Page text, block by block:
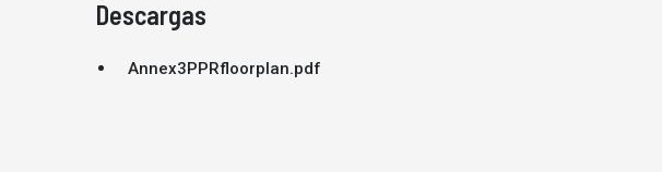
Descargas
Annex3PPRfloorplan.pdf